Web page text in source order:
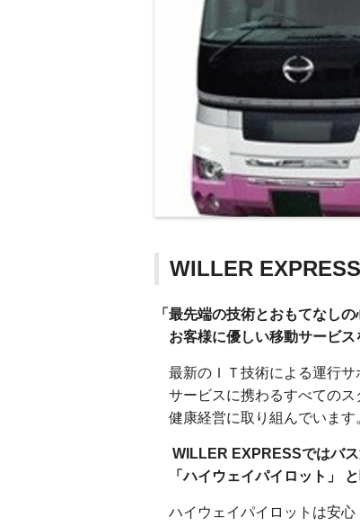
WILLER EXPRESS
「最先端の技術とおもてなしの
お客様に優しい移動サービス
最新のＩＴ技術による運行サ
サービスに携わるすべてのス
健康経営に取り組んでいます
WILLER EXPRESSではバ
「ハイウェイパイロット」 と
ハイウェイパイロットは安心